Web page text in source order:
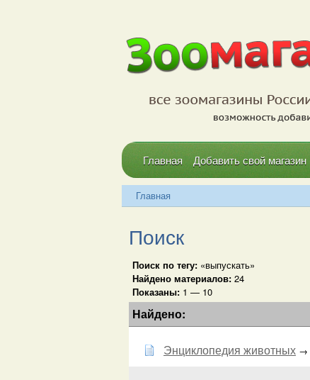
Главная Добавить свой магазин
Главная
Поиск
Поиск по тегу: «выпускать»
Найдено материалов: 24
Показаны: 1 — 10
Найдено:
Энциклопедия животных →